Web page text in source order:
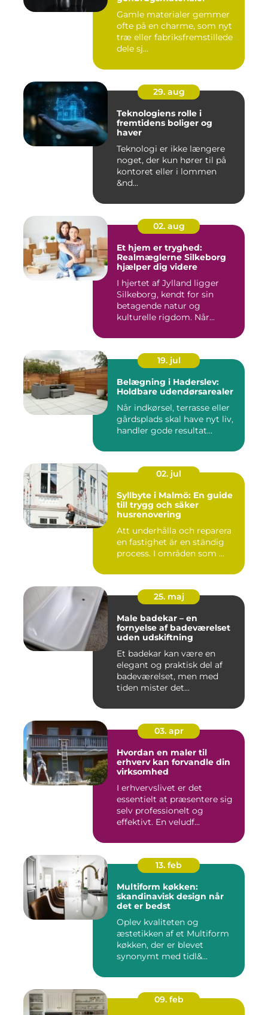
Gamle materialer gemmer
ofte på en charme, som nyt
træ eller fabriksfremstillede
dele sj...
29. aug
Teknologiens rolle i
fremtidens boliger og
haver
Teknologi er ikke længere
noget, der kun hører til på
kontoret eller i lommen
&nd...
02. aug
Et hjem er tryghed:
Realmæglerne Silkeborg
hjælper dig videre
I hjertet af Jylland ligger
Silkeborg, kendt for sin
betagende natur og
kulturelle rigdom. Når...
19. jul
Belægning i Haderslev:
Holdbare udendørsarealer
Når indkørsel, terrasse eller
gårdsplads skal have nyt liv,
handler gode resultat...
02. jul
Syllbyte i Malmö: En guide
till trygg och säker
husrenovering
Att underhålla och reparera
en fastighet är en ständig
process. I områden som ...
25. maj
Male badekar – en
fornyelse af badeværelset
uden udskiftning
Et badekar kan være en
elegant og praktisk del af
badeværelset, men med
tiden mister det...
03. apr
Hvordan en maler til
erhverv kan forvandle din
virksomhed
I erhvervslivet er det
essentielt at præsentere sig
selv professionelt og
effektivt. En veludf...
13. feb
Multiform køkken:
skandinavisk design når
det er bedst
Oplev kvaliteten og
æstetikken af et Multiform
køkken, der er blevet
synonymt med tidl&...
09. feb